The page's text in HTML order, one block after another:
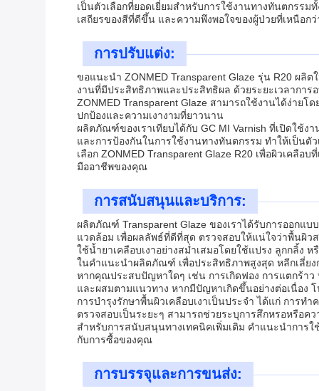
เป็นตัวเลือกที่ยอดเยี่ยมสำหรับการใช้งานทางทันตกรร
เสถียรของสีที่ดีขึ้น และความพึงพอใจของผู้ป่วยที่เหนือกว่
การปรับแต่ง:
ขอแนะนำ ZONMED Transparent Glaze รุ่น R20 ผ
งานที่มีประสิทธิภาพและประสิทธิผล ด้วยระยะเวลาการ
ZONMED Transparent Glaze สามารถใช้งานได้ง่าย
ปกป้องและความเงางามที่ยาวนาน
ผลิตภัณฑ์ของเราเทียบได้กับ GC MI Varnish ที่เปิดใช้
และการป้องกันในการใช้งานทางทันตกรรม ทำให้เป็น
เลือก ZONMED Transparent Glaze R20 เพื่อผิวเคลื
มืออาชีพของคุณ
การสนับสนุนและบริการ:
ผลิตภัณฑ์ Transparent Glaze ของเราได้รับการออกแ
แวดล้อม เพื่อผลลัพธ์ที่ดีที่สุด ตรวจสอบให้แน่ใจว่าพื้นผิว
ใช้น้ำยาเคลือบเงาอย่างสม่ำเสมอโดยใช้แปรง ลูกกลิ้
ในคำแนะนำผลิตภัณฑ์ เพื่อประสิทธิภาพสูงสุด หลีกเลี่ย
หากคุณประสบปัญหาใดๆ เช่น การเกิดฟอง การแตกร้าว
และผสมตามแนวทาง หากมีปัญหาเกิดขึ้นอย่างต่อเนื่อ
การบำรุงรักษาพื้นผิวเคลือบเงาเป็นประจำ ได้แก่ การท
ตรวจสอบเป็นระยะๆ สามารถช่วยระบุการสึกหรอหรือค
สำหรับการสนับสนุนทางเทคนิคเพิ่มเติม คำแนะนำการ
กับการซื้อของคุณ
การบรรจุและการขนส่ง: